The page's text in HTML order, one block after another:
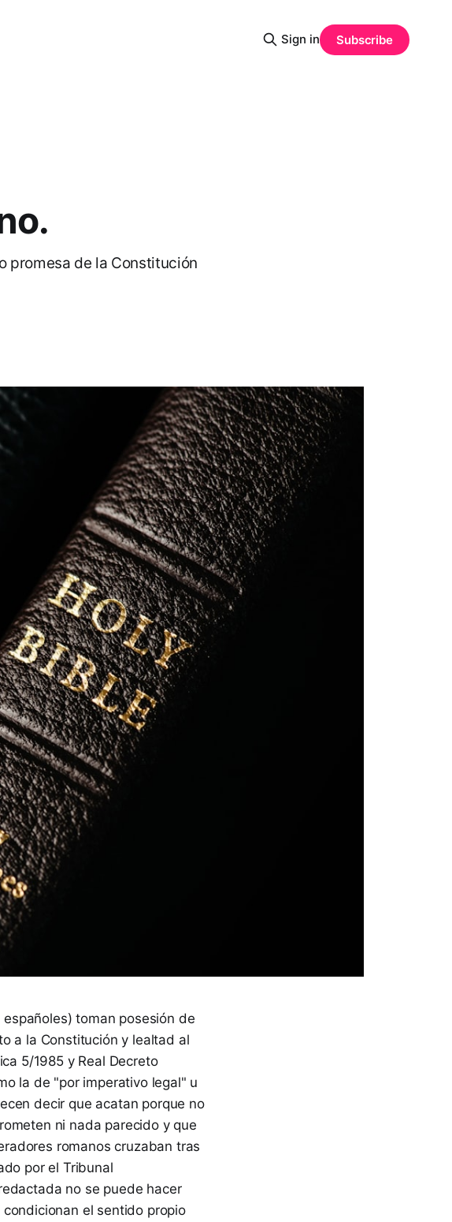
Sign in Subscribe
promesa de la Constitución
toman posesión de
a la Constitución y lealtad al
5/1985 y Real Decreto
la de "por imperativo legal" u
decir que acatan porque no
ni nada parecido y que
romanos cruzaban tras
por el Tribunal
no se puede hacer
el sentido propio